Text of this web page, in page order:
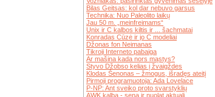
Bilas Geitsas: kol dar nebuvo garsus
Technika: Nuo Paleolito laikų
Jau 50 m. „meinfreimams“
Unix ir C kalbos kiltis ir ... šachmatai
Konradas Cūzė ir jo C modeliai
Džonas fon Neimanas
Tikroji Interneto pabaiga
Ar mašina kada nors mąstys?
Styvo Džobso kelias į žvaigždes
Klodas Šenonas – žmogus, išradęs ateitį
Pirmoji programuotoja: Ada Lovelace
P-NP: Ant sveiko proto svarstyklių
AWK kalba - sena ir nuolat aktuali